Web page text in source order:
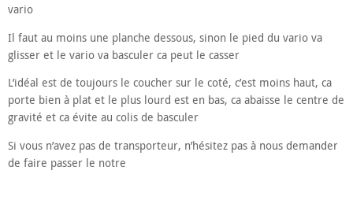
vario
Il faut au moins une planche dessous, sinon le pied du vario va
glisser et le vario va basculer ca peut le casser
L’idéal est de toujours le coucher sur le coté, c’est moins haut, ca
porte bien à plat et le plus lourd est en bas, ca abaisse le centre de
gravité et ca évite au colis de basculer
Si vous n’avez pas de transporteur, n’hésitez pas à nous demander
de faire passer le notre